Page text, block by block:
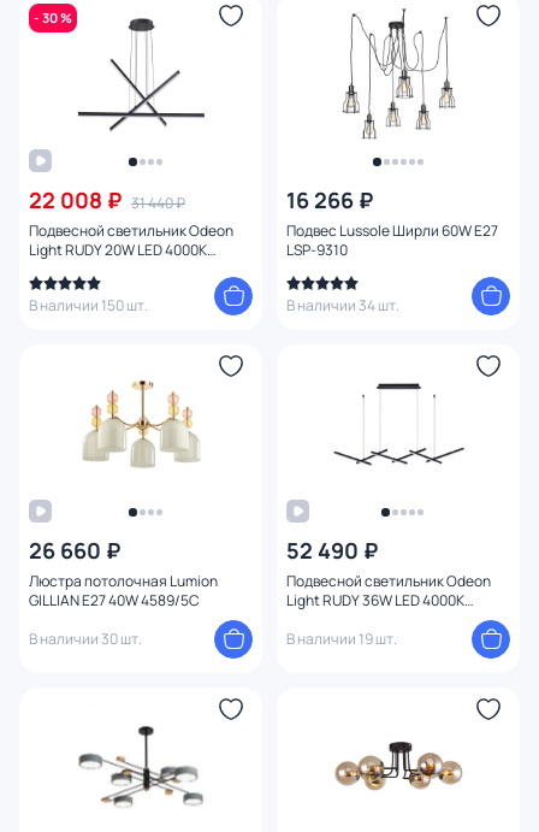
- 30 %
22 008 ₽ 31 440 ₽
Подвесной светильник Odeon
Light RUDY 20W LED 4000К
В наличии 150 шт.
16 266 ₽
Подвес Lussole Ширли 60W E27
LSP-9310
В наличии 34 шт.
26 660 ₽
Люстра потолочная Lumion
GILLIAN E27 40W 4589/5C
В наличии 30 шт.
52 490 ₽
Подвесной светильник Odeon
Light RUDY 36W LED 4000К
В наличии 19 шт.
Материал 1
Цвет арматуры
Цвет плафона
Размер
Высота (мм)
Диаметр (мм)
Глубина (мм)
Глубина врезного отверстия
Цвет свечения